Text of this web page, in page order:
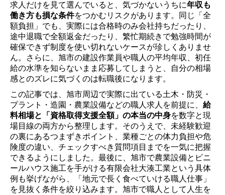
求人だけを見て選んでいると、気づかないうちに年収も
働き方も損な条件をつかむリスクがあります。同じ「全
額負担」でも、実際には合格時のみ会社持ちだったり、
途中退職で全額返金だったり、繁忙期続きで勉強時間が
確保できず制度を使い切れないケースが珍しくありませ
ん。さらに、旭市の建設作業員や職人の平均年収、初任
給の水準を知らないまま応募してしまうと、自分の相場
感とのズレに気づくのは転職後になります。
この記事では、旭市周辺で実際に出ている土木・防災・
プラント・造園・農業設備などの職人求人を前提に、 給
料相場と「資格取得支援全額」の本当の中身を数字と現
場目線の両方から整理します。そのうえで、未経験歓迎
の裏にあるつまずきポイント、業種ごとの体力負担や危
険度の違い、チェックすべき質問項目までを一気に把握
できるようにしました。最後に、旭市で農業設備とビニ
ールハウス施工を手がける有限会社大湊工業という具体
例も挙げながら、「地元で長く食べていける職人仕事」
を見抜く条件を絞り込みます。旭市で職人として人生を